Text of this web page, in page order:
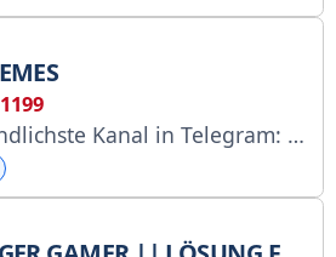
Telegram: Zusammenarbeit - @moskallllll @frank_adv 6570425689